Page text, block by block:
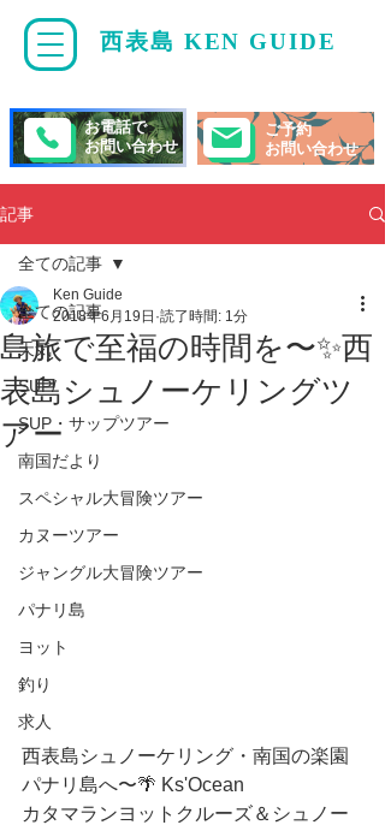
西表島 KEN GUIDE
ご予約
お問い合わせ
お電話で
お問い合わせ
記事
全ての記事
天気
SUP/
SUP・サップツアー
南国だより
スペシャル大冒険ツアー
カヌーツアー
ジャングル大冒険ツアー
パナリ島
ヨット
釣り
求人
全ての記事
島旅で至福の時間を〜✨西
表島シュノーケリングツ
アー
Ken Guide
2018年6月19日 読了時間: 1分
西表島シュノーケリング・南国の楽園
パナリ島へ〜🌴 Ks'Ocean
カタマランヨットクルーズ＆シュノー